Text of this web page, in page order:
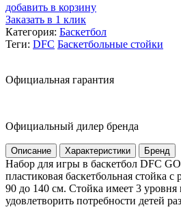
добавить в корзину
Заказать в 1 клик
Категория: Баскетбол
Теги: DFC Баскетбольные стойки
Официальная гарантия
Официальный дилер бренда
Описание Характеристики Бренд
Набор для игры в баскетбол DFC
пластиковая баскетбольная стойка
90 до 140 см. Стойка имеет 3 уровня
удовлетворить потребности детей